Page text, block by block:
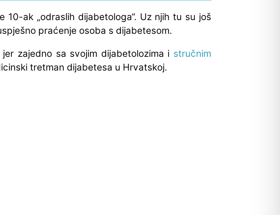
ak „odraslih dijabetologa“. Uz njih tu su još
praćenje osoba s dijabetesom.
zajedno sa svojim dijabetolozima i stručnim
tretman dijabetesa u Hrvatskoj.